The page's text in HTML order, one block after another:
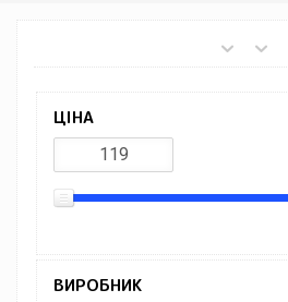
ЦІНА
ВИРОБНИК